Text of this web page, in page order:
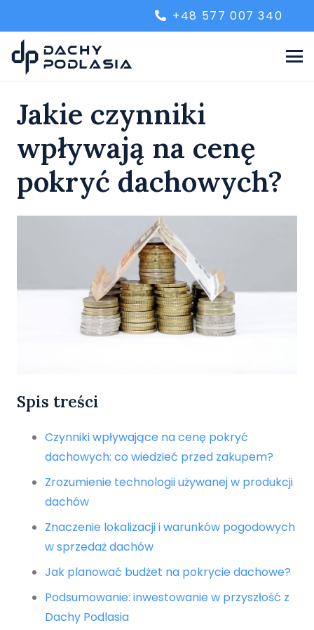
+48 577 007 340
Jakie czynniki
wpływają na cenę
pokryć dachowych?
Spis treści
Czynniki wpływające na cenę pokryć
dachowych: co wiedzieć przed zakupem?
Zrozumienie technologii używanej w produkcji
dachów
Znaczenie lokalizacji i warunków pogodowych
w sprzedaż dachów
Jak planować budżet na pokrycie dachowe?
Podsumowanie: inwestowanie w przyszłość z
Dachy Podlasia